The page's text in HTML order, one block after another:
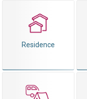
Residence